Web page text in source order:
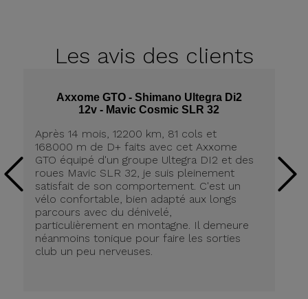
Les avis des clients
Axxome GTO - Shimano Ultegra Di2
12v - Mavic Cosmic SLR 32
Après 14 mois, 12200 km, 81 cols et
168000 m de D+ faits avec cet Axxome
GTO équipé d'un groupe Ultegra DI2 et des
roues Mavic SLR 32, je suis pleinement
satisfait de son comportement. C'est un
vélo confortable, bien adapté aux longs
parcours avec du dénivelé,
particulièrement en montagne. Il demeure
néanmoins tonique pour faire les sorties
club un peu nerveuses.